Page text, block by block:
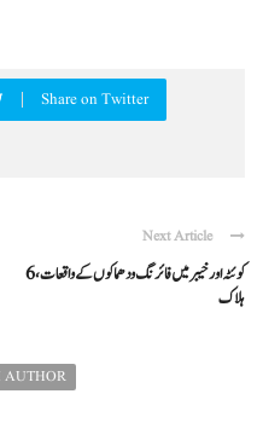
Share on Twitter
Next Article
کوئٹہ اور خیبر میں فائرنگ و دھماکوں کے واقعات، 6
ہلاک
AUTHOR